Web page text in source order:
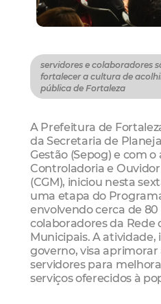
servidores e colaboradores
fortalecer a cultura de
pública de Fortaleza
A Prefeitura de
da Secretaria de
Gestão (Sepog) e com o
Controladoria e
(CGM), iniciou nesta
uma etapa do
envolvendo cerca de 80
colaboradores da Rede
Municipais. A atividade,
governo, visa aprimorar
servidores para
serviços oferecidos à